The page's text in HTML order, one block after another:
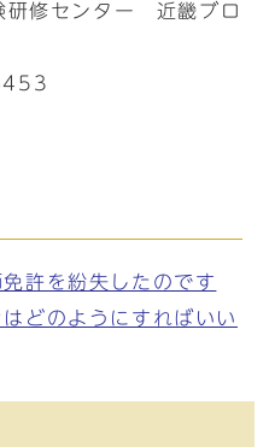
研修センター 近畿ブロ
許を紛失したのです
どのようにすればいい